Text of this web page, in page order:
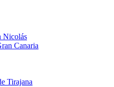
Nicolás
Canaria
Tirajana